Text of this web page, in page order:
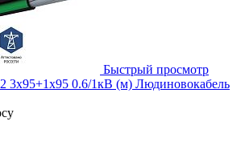
Быстрый просмотр
0.6/1кВ (м) Людиновокабель